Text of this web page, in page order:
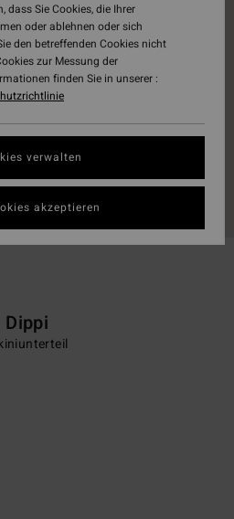
dass Sie Cookies, die Ihrer
oder ablehnen oder sich
den betreffenden Cookies nicht
zur Messung der
finden Sie in unserer :
verwalten
akzeptieren